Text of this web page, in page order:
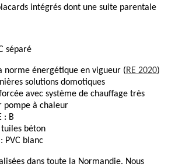
intégrés dont une suite parentale
séparé
norme énergétique en vigueur (RE 2020)
solutions domotiques
avec système de chauffage très
pompe à chaleur
: B
béton
PVC blanc
dans toute la Normandie. Nous